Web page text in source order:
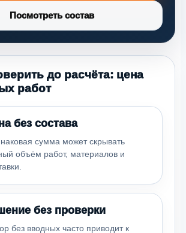
Посмотреть состав
до расчёта: цена
работ
без состава
сумма может скрывать
объём работ, материалов и
без проверки
без вводных часто приводит к